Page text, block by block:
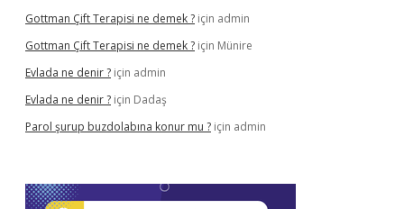
Gottman Çift Terapisi ne demek ? için admin
Gottman Çift Terapisi ne demek ? için Münire
Evlada ne denir ? için admin
Evlada ne denir ? için Dadaş
Parol şurup buzdolabına konur mu ? için admin